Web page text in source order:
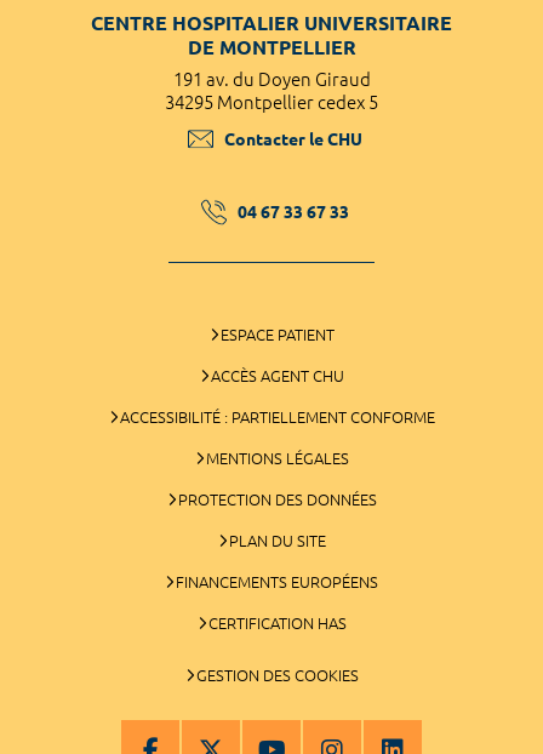
CENTRE HOSPITALIER UNIVERSITAIRE
DE MONTPELLIER
191 av. du Doyen Giraud
34295 Montpellier cedex 5
Contacter le CHU
04 67 33 67 33
ESPACE PATIENT
ACCÈS AGENT CHU
ACCESSIBILITÉ : PARTIELLEMENT CONFORME
MENTIONS LÉGALES
PROTECTION DES DONNÉES
PLAN DU SITE
FINANCEMENTS EUROPÉENS
CERTIFICATION HAS
GESTION DES COOKIES